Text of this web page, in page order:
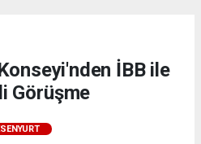
İBB ile
Görüşme